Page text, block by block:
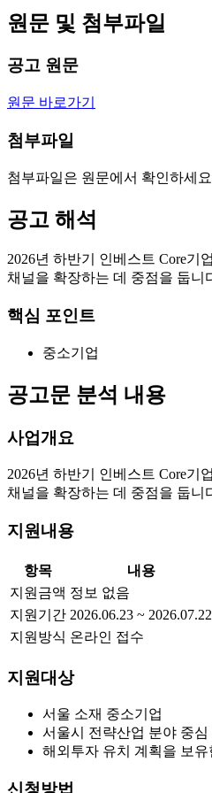
원문 및 첨부파일
공고 원문
원문 바로가기
첨부파일
첨부파일은 원문에서 확인하세
공고 해석
2026년 하반기 인베스트 Core기
채널을 확장하는 데 중점을 둡니
핵심 포인트
중소기업
공고문 분석 내용
사업개요
2026년 하반기 인베스트 Core
채널을 확장하는 데 중점을 둡니
지원내용
항목
내용
지원금액 정보 없음
지원기간 2026.06.23 ~ 2026.07.22
지원방식 온라인 접수
지원대상
서울 소재 중소기업
서울시 전략산업 분야 중
해외투자 유치 계획을 보유
신청방법